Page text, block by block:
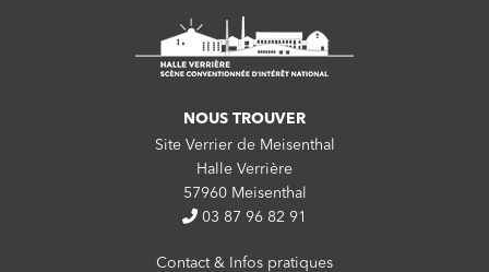
NOUS TROUVER
Site Verrier de Meisenthal
Halle Verrière
57960 Meisenthal
03 87 96 82 91
Contact & Infos pratiques